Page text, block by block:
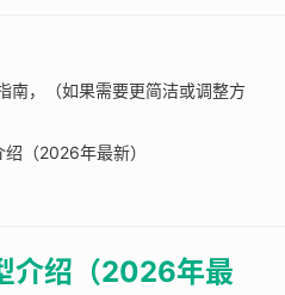
南，（如果需要更简洁或调整方
（2026年最新）
介绍（2026年最